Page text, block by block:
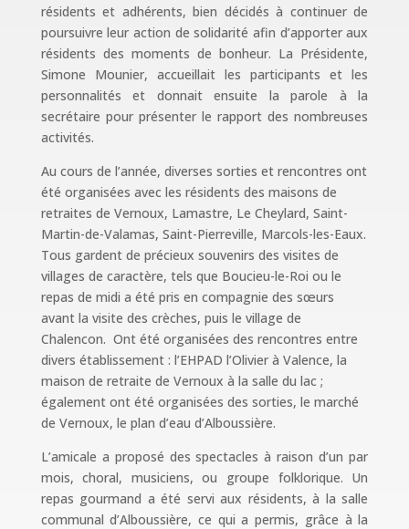
résidents et adhérents, bien décidés à continuer de
poursuivre leur action de solidarité afin d’apporter aux
résidents des moments de bonheur. La Présidente,
Simone Mounier, accueillait les participants et les
personnalités et donnait ensuite la parole à la
secrétaire pour présenter le rapport des nombreuses
activités.
Au cours de l’année, diverses sorties et rencontres ont
été organisées avec les résidents des maisons de
retraites de Vernoux, Lamastre, Le Cheylard, Saint-
Martin-de-Valamas, Saint-Pierreville, Marcols-les-Eaux.
Tous gardent de précieux souvenirs des visites de
villages de caractère, tels que Boucieu-le-Roi ou le
repas de midi a été pris en compagnie des sœurs
avant la visite des crèches, puis le village de
Chalencon. Ont été organisées des rencontres entre
divers établissement : l’EHPAD l’Olivier à Valence, la
maison de retraite de Vernoux à la salle du lac ;
également ont été organisées des sorties, le marché
de Vernoux, le plan d’eau d’Alboussière.
L’amicale a proposé des spectacles à raison d’un par
mois, choral, musiciens, ou groupe folklorique. Un
repas gourmand a été servi aux résidents, à la salle
communal d’Alboussière, ce qui a permis, grâce à la